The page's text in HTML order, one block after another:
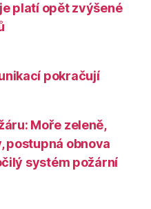
platí opět zvýšené
pokračují
Moře zeleně,
postupná obnova
systém požární